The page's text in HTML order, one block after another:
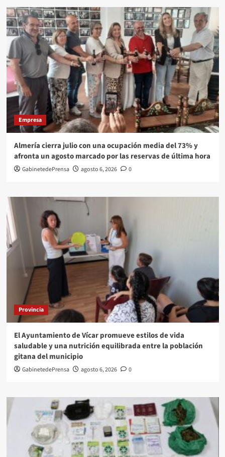
Empresa
Almería cierra julio con una ocupación media del 73% y
afronta un agosto marcado por las reservas de última hora
GabinetedePrensa agosto 6, 2026 0
Provincia
El Ayuntamiento de Vícar promueve estilos de vida
saludable y una nutrición equilibrada entre la población
gitana del municipio
GabinetedePrensa agosto 6, 2026 0